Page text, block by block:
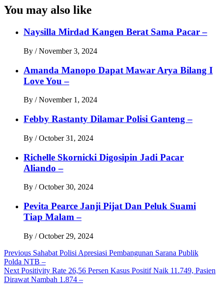
You may also like
Naysilla Mirdad Kangen Berat Sama Pacar –
By / November 3, 2024
Amanda Manopo Dapat Mawar Arya Bilang I
Love You –
By / November 1, 2024
Febby Rastanty Dilamar Polisi Ganteng –
By / October 31, 2024
Richelle Skornicki Digosipin Jadi Pacar
Aliando –
By / October 30, 2024
Pevita Pearce Janji Pijat Dan Peluk Suami
Tiap Malam –
By / October 29, 2024
Post
navigation
Previous Sahabat Polisi Apresiasi Pembangunan Sarana Publik
Polda NTB –
Next Positivity Rate 26,56 Persen Kasus Positif Naik 11.749, Pasien
Dirawat Nambah 1.874 –